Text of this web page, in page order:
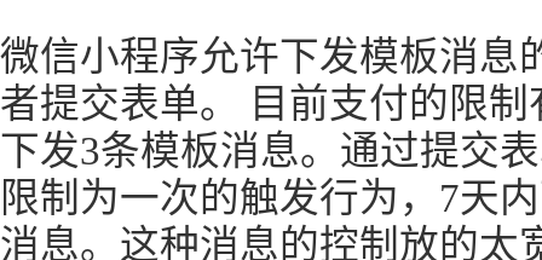
微信小程序允许下发模板消息
者提交表单。 目前支付的限
下发3条模板消息。通过提交
限制为一次的触发行为，7天
消息。这种消息的控制放的太